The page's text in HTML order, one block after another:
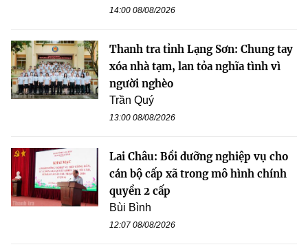
14:00 08/08/2026
Thanh tra tỉnh Lạng Sơn: Chung tay
xóa nhà tạm, lan tỏa nghĩa tình vì
người nghèo
Trần Quý
13:00 08/08/2026
Lai Châu: Bồi dưỡng nghiệp vụ cho
cán bộ cấp xã trong mô hình chính
quyền 2 cấp
Bùi Bình
12:07 08/08/2026